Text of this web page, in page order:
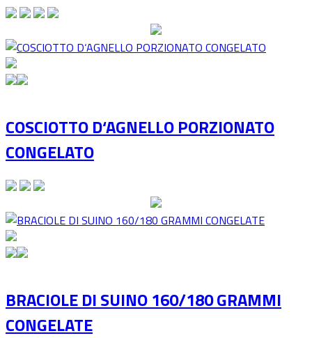
COSCIOTTO D‘AGNELLO PORZIONATO
CONGELATO
BRACIOLE DI SUINO 160/180 GRAMMI
CONGELATE